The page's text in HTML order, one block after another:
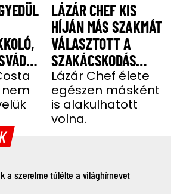
nem
LÁZÁR CHEF KIS
HÍJÁN MÁS SZAKMÁT
VÁLASZTOTT A
SZAKÁCSKODÁS
HELYETT
Lázár Chef élete
egészen másként
is alakulhatott
volna.
a szerelme túlélte a világhírnevet